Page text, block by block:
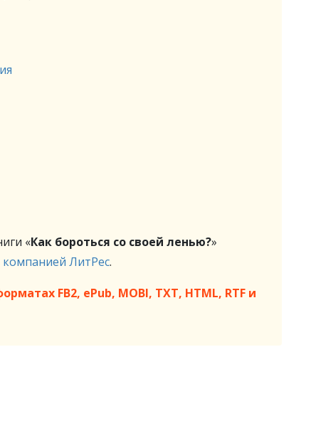
«Как бороться со своей ленью?»
компанией ЛитРес.
FB2, ePub, MOBI, TXT, HTML, RTF и